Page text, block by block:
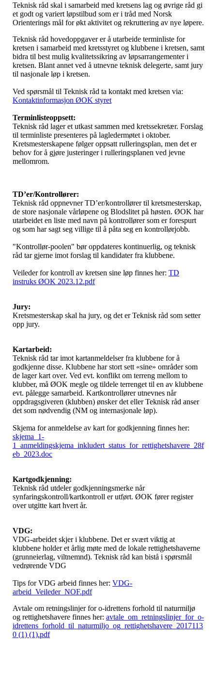
Teknisk råd skal i samarbeid med kretsens lag og øvrige råd gi
et godt og variert løpstilbud som er i tråd med Norsk
Orienterings mål for økt aktivitet og rekruttering av nye løpere.
Teknisk råd hovedoppgaver er å utarbeide terminliste for
kretsen i samarbeid med kretsstyret og klubbene i kretsen, samt
bidra til best mulig kvalitetssikring av løpsarrangementer i
kretsen. Blant annet ved å utnevne teknisk delegerte, samt jury
til nasjonale løp i kretsen.
Ved spørsmål til Teknisk råd ta kontakt med kretsen via:
Kontaktinformasjon ØOK styret
Terminlisteoppsett:
Teknisk råd lager et utkast sammen med kretssekretær. Forslag
til terminliste presenteres på lagledermøtet i oktober.
Kretsmesterskapene følger oppsatt rulleringsplan, men det er
behov for å gjøre justeringer i rulleringsplanen ved jevne
mellomrom.
TD’er/Kontrollører:
Teknisk råd oppnevner TD’er/kontrollører til kretsmesterskap,
de store nasjonale vårløpene og Blodslitet på høsten. ØOK har
utarbeidet en liste med navn på kontrollører som er forespurt
og som har sagt seg villige til å påta seg en kontrollørjobb.
"Kontrollør-poolen" bør oppdateres kontinuerlig, og teknisk
råd tar gjerne imot forslag til kandidater fra klubbene.
Veileder for kontroll av kretsen sine løp finnes her: TD
instruks ØOK 2023.12.pdf
Jury:
Kretsmesterskap skal ha jury, og det er Teknisk råd som setter
opp jury.
Kartarbeid:
Teknisk råd tar imot kartanmeldelser fra klubbene for å
godkjenne disse. Klubbene har stort sett «sine» områder som
de lager kart over. Ved evt. konflikt om terreng mellom to
klubber, må ØOK megle og tildele terrenget til en av klubbene
evt. pålegge samarbeid. Kartkontrollører utnevnes når
oppdragsgiveren (klubben) ønsker det eller Teknisk råd anser
det som nødvendig (NM og internasjonale løp).
Skjema for anmeldelse av kart for godkjenning finnes her:
skjema_1-
1_anmeldingskjema_inkludert_status_for_rettighetshavere_28f
eb_2023.doc
Kartgodkjenning:
Teknisk råd utdeler godkjenningsmerke når
synfaringskontroll/kartkontroll er utført. ØOK fører register
over utgitte kart hvert år.
VDG:
VDG-arbeidet skjer i klubbene. Det er svært viktig at
klubbene holder et årlig møte med de lokale rettighetshaverne
(grunneierlag, viltnemnd). Teknisk råd kan bistå i spørsmål
vedrørende VDG
Tips for VDG arbeid finnes her: VDG-
arbeid_Veileder_NOF.pdf
Avtale om retningslinjer for o-idrettens forhold til naturmiljø
og rettighetshavere finnes her: avtale_om_retningslinjer_for_o-
idrettens_forhold_til_naturmiljo_og_rettighetshavere_2017113
0 (1) (1).pdf